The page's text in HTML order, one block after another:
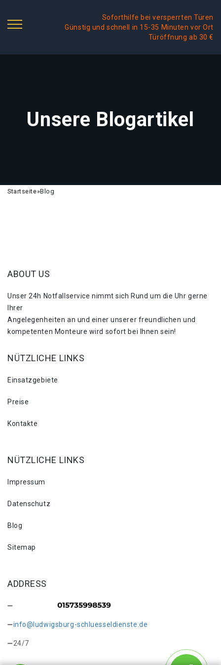
Soforthilfe bei versperrten Türen
Günstig und schnell in 15-35 Minuten vor Ort
Türöffnung ab 30 €
Unsere Blogartikel
Startseite»Blog
ABOUT US
Unser 24h Notfallservice nimmt sich Rund um die Uhr gerne
Ihrer
Angelegenheiten an und einer unserer freundlichen und
kompetenten Monteure wird sofort bei Ihnen sein!
NÜTZLICHE LINKS
Einsatzgebiete
Preise
Kontakte
NÜTZLICHE LINKS
Impressum
Datenschutz
Blog
Sitemap
ADDRESS
info@ludwigsburg-schluesseldienste.de
24/7